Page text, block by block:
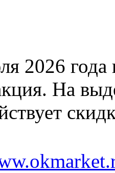
2026 года
На